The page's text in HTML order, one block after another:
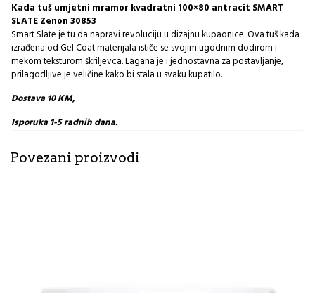
Kada tuš umjetni mramor kvadratni 100×80 antracit SMART
SLATE Zenon 30853
Smart Slate je tu da napravi revoluciju u dizajnu kupaonice. Ova tuš kada
izrađena od Gel Coat materijala ističe se svojim ugodnim dodirom i
mekom teksturom škriljevca. Lagana je i jednostavna za postavljanje,
prilagodljive je veličine kako bi stala u svaku kupatilo.
Dostava 10 KM,
Isporuka 1-5 radnih dana.
Povezani proizvodi